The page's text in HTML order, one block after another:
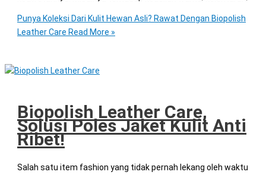
Punya Koleksi Dari Kulit Hewan Asli? Rawat Dengan Biopolish
Leather Care Read More »
Biopolish Leather Care,
Solusi Poles Jaket Kulit Anti
Ribet!
Salah satu item fashion yang tidak pernah lekang oleh waktu